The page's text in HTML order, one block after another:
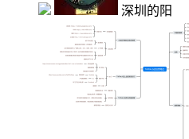
深圳的阳